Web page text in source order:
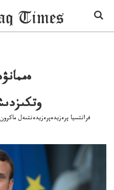
فرانتسيا پرەزيدەپرەزيدەنتىەل